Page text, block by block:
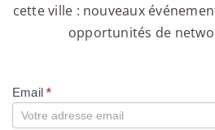
cette ville : nouveaux
opportunités de
Compte
Email*